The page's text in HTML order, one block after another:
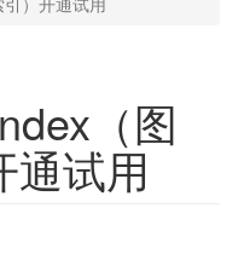
（图
通试用